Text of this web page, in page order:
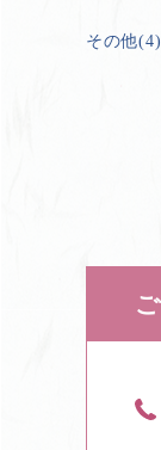
その他(4)